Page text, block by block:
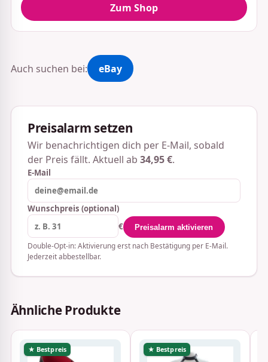
Zum Shop
Auch suchen bei: eBay
Preisalarm setzen
Wir benachrichtigen dich per E-Mail, sobald
der Preis fällt. Aktuell ab 34,95 €.
E-Mail
Wunschpreis (optional)
€
Preisalarm aktivieren
Double-Opt-in: Aktivierung erst nach Bestätigung per E-Mail.
Jederzeit abbestellbar.
Ähnliche Produkte
★ Bestpreis ★ Bestpreis